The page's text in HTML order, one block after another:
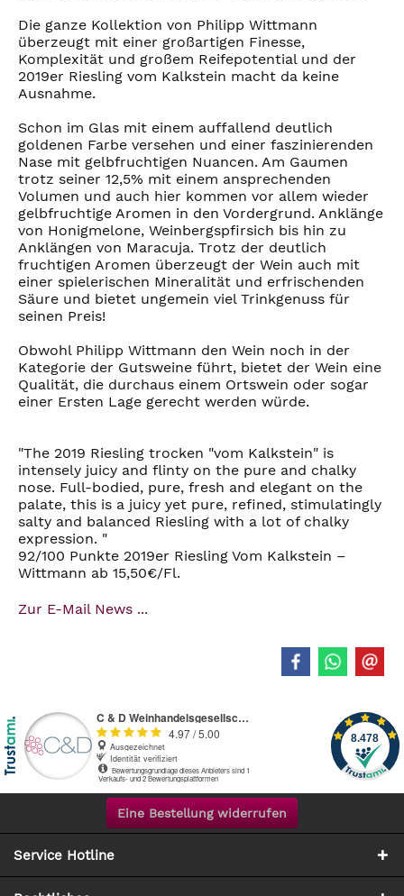
Die ganze Kollektion von Philipp Wittmann
überzeugt mit einer großartigen Finesse,
Komplexität und großem Reifepotential und der
2019er Riesling vom Kalkstein macht da keine
Ausnahme.
Schon im Glas mit einem auffallend deutlich
goldenen Farbe versehen und einer faszinierenden
Nase mit gelbfruchtigen Nuancen. Am Gaumen
trotz seiner 12,5% mit einem ansprechenden
Volumen und auch hier kommen vor allem wieder
gelbfruchtige Aromen in den Vordergrund. Anklänge
von Honigmelone, Weinbergspfirsich bis hin zu
Anklängen von Maracuja. Trotz der deutlich
fruchtigen Aromen überzeugt der Wein auch mit
einer spielerischen Mineralität und erfrischenden
Säure und bietet ungemein viel Trinkgenuss für
seinen Preis!
Obwohl Philipp Wittmann den Wein noch in der
Kategorie der Gutsweine führt, bietet der Wein eine
Qualität, die durchaus einem Ortswein oder sogar
einer Ersten Lage gerecht werden würde.
"The 2019 Riesling trocken "vom Kalkstein" is
intensely juicy and flinty on the pure and chalky
nose. Full-bodied, pure, fresh and elegant on the
palate, this is a juicy yet pure, refined, stimulatingly
salty and balanced Riesling with a lot of chalky
expression. "
92/100 Punkte 2019er Riesling Vom Kalkstein –
Wittmann ab 15,50€/Fl.
Zur E-Mail News ...
Eine Bestellung widerrufen
Service Hotline